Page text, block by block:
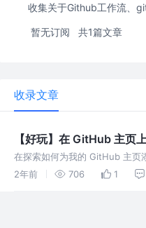
收集关于Github工作流、
暂无订阅 共1篇文章
收录文章
【好玩】在 GitHub 主页
在探索如何为我的 GitHub 主页
元素的过程中，我偶然发现了一
2年前 706 1